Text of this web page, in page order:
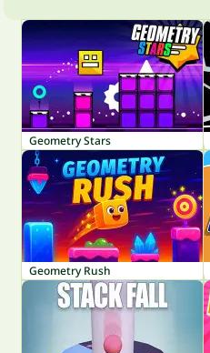
Geometry Stars
Geometry Rush